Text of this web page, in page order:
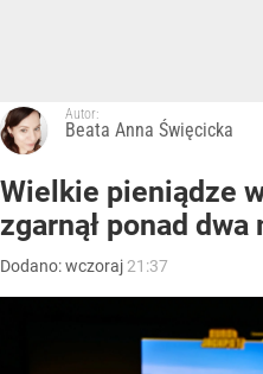
Autor:
Beata Anna Święcicka
Wielkie pieniądze
zgarnął ponad
Dodano:wczoraj 21:37